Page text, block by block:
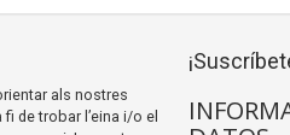
als nostres
de trobar l’eina i/o el